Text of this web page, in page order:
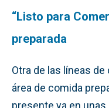
“Listo para
preparada
Otra de las líneas
área de comida
presente ya en unas